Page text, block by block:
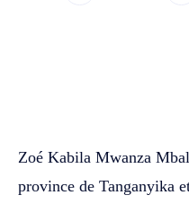
Zoé Kabila Mwanza
province de Tanganyika